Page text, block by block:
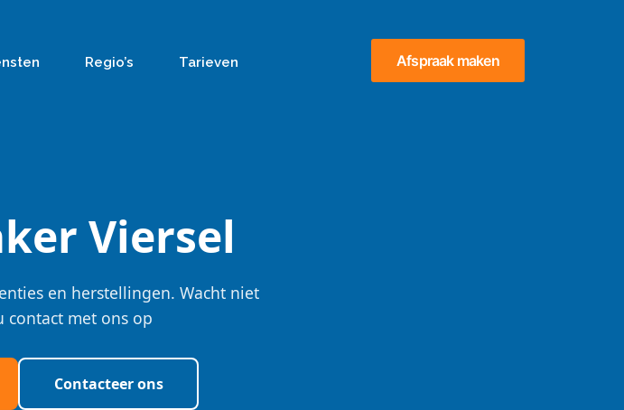
Regio’s Tarieven Afspraak maken
Viersel
en herstellingen. Wacht niet
contact met ons op
Contacteer ons